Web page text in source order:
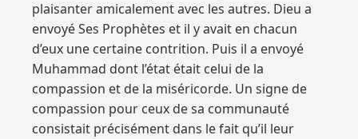
plaisanter amicalement avec les autres. Dieu a
envoyé Ses Prophètes et il y avait en chacun
d’eux une certaine contrition. Puis il a envoyé
Muhammad dont l’état était celui de la
compassion et de la miséricorde. Un signe de
compassion pour ceux de sa communauté
consistait précisément dans le fait qu’il leur